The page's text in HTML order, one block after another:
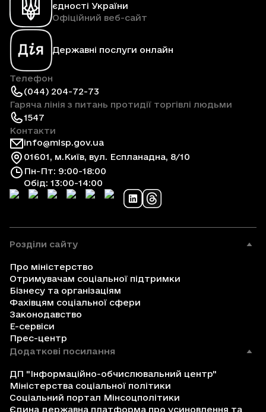
єдності України
Офіційний веб-сайт
Державні послуги онлайн
Телефон
(044) 204-72-73
Гаряча лінія з питань протидії торгівлі людьми
1547
Контакти
info@mlsp.gov.ua
01601, м.Київ, вул. Еспланадна, 8/10
Пн-Пт: 9:00-18:00
Обід: 13:00-14:00
Розділи сайту
Про міністерство
Отримувачам соціальної підтримки
Бізнесу та організаціям
Фахівцям соціальної сфери
Законодавство
Е-сервіси
Прес-центр
Додаткові посилання
ДП "Інформаційно-обчислювальний центр"
Міністерства соціальної політики
Соціальний портал Мінсоцполітики
Єдина державна платформа про усиновлення та